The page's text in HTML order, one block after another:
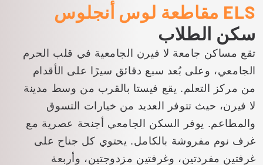
ELS مقاطعة لوس أنجلوس
سكن الطلاب
تقع مساكن جامعة لا فيرن الجامعية في قلب الحرم
الجامعي، وعلى بُعد سبع دقائق سيرًا على الأقدام
من مركز التعلم. يقع فيستا بالقرب من وسط مدينة
لا فيرن، حيث تتوفر العديد من خيارات التسوق
والمطاعم. يوفر السكن الجامعي أجنحة عصرية مع
غرف نوم مفروشة بالكامل. يحتوي كل جناح على
غرفتين مفردتين، وغرفتين مزدوجتين، وأربعة